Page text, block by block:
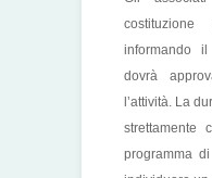
informando
dovrà
l’attività. La
strettamente
programma